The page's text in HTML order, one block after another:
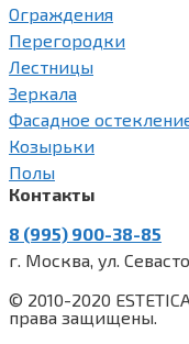
Ограждения
Перегородки
Лестницы
Зеркала
Фасадное
Козырьки
Полы
Контакты
8 (995) 900-38-85
г. Москва, ул.
© 2010-2020
права защищены.